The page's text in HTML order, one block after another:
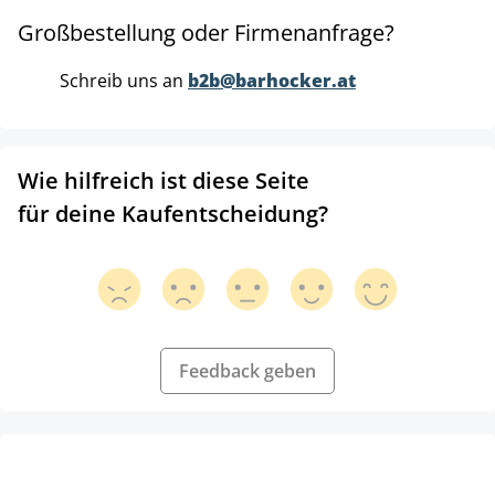
Großbestellung oder Firmenanfrage?
Schreib uns an b2b@barhocker.at
Wie hilfreich ist diese Seite
für deine Kaufentscheidung?
Feedback geben